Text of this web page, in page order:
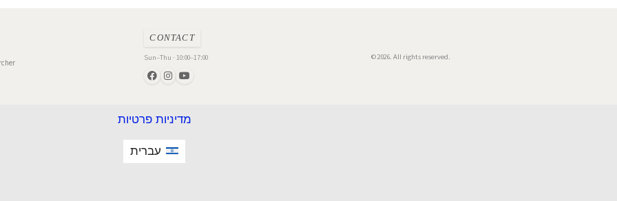
© 2026. All rights reserved.
CONTACT
Sun–Thu · 10:00–17:00
מדיניות פרטיות
עברית